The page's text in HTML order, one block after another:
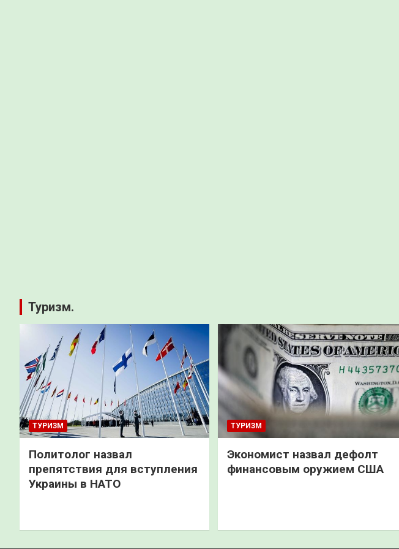
Туризм.
ТУРИЗМ
Политолог назвал
препятствия для вступления
Украины в НАТО
ТУРИЗМ
Экономист назвал дефолт
финансовым оружием США